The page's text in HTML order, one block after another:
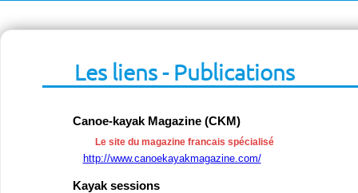
Les liens - Publications
Canoe-kayak Magazine (CKM)
Le site du magazine francais spécialisé
http://www.canoekayakmagazine.com/
Kayak sessions